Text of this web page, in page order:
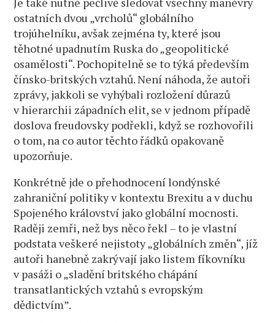
ostatních dvou „vrcholů“ globálního
trojúhelníku, avšak zejména ty, které jsou
těhotné upadnutím Ruska do „geopolitické
osamělosti“. Pochopitelně se to týká především
čínsko-britských vztahů. Není náhoda, že autoři
zprávy, jakkoli se vyhýbali rozložení důrazů
v hierarchii západních elit, se v jednom případě
doslova freudovsky podřekli, když se rozhovořili
o tom, na co autor těchto řádků opakovaně
upozorňuje.
Konkrétně jde o přehodnocení londýnské
zahraniční politiky v kontextu Brexitu a v duchu
Spojeného království jako globální mocnosti.
Raději zemři, než bys něco řekl – to je vlastní
podstata veškeré nejistoty „globálních změn“, jíž
autoři hanebně zakrývají jako listem fíkovníku
v pasáži o „sladění britského chápání
transatlantických vztahů s evropským
dědictvím”.